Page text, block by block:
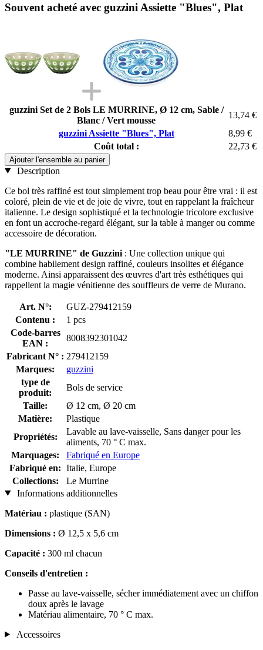
Souvent acheté avec guzzini Assiette "Blues", Plat
guzzini Set de 2 Bols LE MURRINE, Ø 12 cm, Sable /
Blanc / Vert mousse
13,74 €
guzzini Assiette "Blues", Plat
8,99 €
Coût total :
22,73 €
Ajouter l'ensemble au panier
Description
Ce bol très raffiné est tout simplement trop beau pour être vrai : il est
coloré, plein de vie et de joie de vivre, tout en rappelant la fraîcheur
italienne. Le design sophistiqué et la technologie tricolore exclusive
en font un accroche-regard élégant, sur la table à manger ou comme
accessoire de décoration.
"LE MURRINE" de Guzzini : Une collection unique qui
combine habilement design raffiné, couleurs insolites et élégance
moderne. Ainsi apparaissent des œuvres d'art très esthétiques qui
rappellent la magie vénitienne des souffleurs de verre de Murano.
Art. N°:
GUZ-279412159
Contenu :
1 pcs
Code-barres
EAN :
8008392301042
Fabricant N° : 279412159
Marques:
guzzini
type de
produit:
Bols de service
Taille:
Ø 12 cm, Ø 20 cm
Matière:
Plastique
Propriétés:
Lavable au lave-vaisselle, Sans danger pour les
aliments, 70 ° C max.
Marquages:
Fabriqué en Europe
Fabriqué en: Italie, Europe
Collections:
Le Murrine
Informations additionnelles
Matériau : plastique (SAN)
Dimensions : Ø 12,5 x 5,6 cm
Capacité : 300 ml chacun
Conseils d'entretien :
Passe au lave-vaisselle, sécher immédiatement avec un chiffon
doux après le lavage
Matériau alimentaire, 70 ° C max.
Accessoires